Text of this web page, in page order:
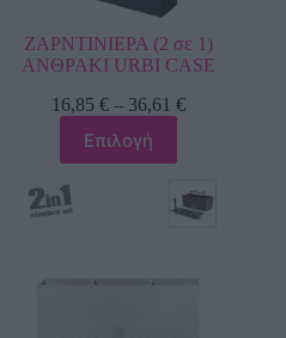
ΖΑΡΝΤΙΝΙΕΡΑ (2 σε 1)
ΑΝΘΡΑΚΙ URBI CASE
16,85€ – 36,61€
Επιλογή